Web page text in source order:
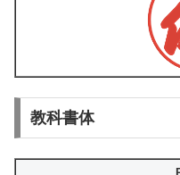
教科書体